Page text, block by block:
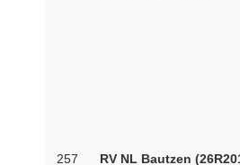
257 RV NL Bautzen